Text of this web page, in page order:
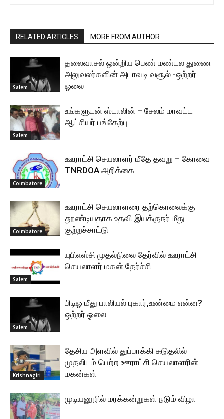
RELATED ARTICLES MORE FROM AUTHOR
Salem
தலைவாசல் ஒன்றிய பெண் மண்டல துணை
அலுவலர்களின் அடாவடி வசூல் -ஒற்றர்
ஓலை
Salem
உங்களுடன் ஸ்டாலின் – சேலம் மாவட்ட
ஆட்சியர் பங்கேற்பு
Coimbatore
ஊராட்சி செயலாளர் மீதே தவறு – கோவை
TNRDOA அறிக்கை
Coimbatore
ஊராட்சி செயலாளரை தற்கொலைக்கு
தூண்டியதாக உதவி இயக்குநர் மீது
குற்றச்சாட்டு
Salem
யுபிஎஸ்சி முதல்நிலை தேர்வில் ஊராட்சி
செயலாளர் மகன் தேர்ச்சி
Salem
பிடிஓ மீது பாலியல் புகார்,உண்மை என்ன?
ஒற்றர் ஓலை
Krishnagiri
தேசிய அளவில் துப்பாக்கி சுடுதலில்
முதலிடம் பெற்ற ஊராட்சி செயலாளரின்
மகன்கள்
முடியனூரில் மரக்கன்றுகள் நடும் விழா